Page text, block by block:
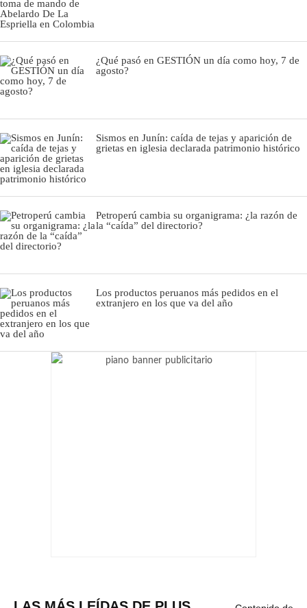
¿Qué pasó en GESTIÓN un día como hoy, 7 de
agosto?
Sismos en Junín: caída de tejas y aparición de
grietas en iglesia declarada patrimonio histórico
Petroperú cambia su organigrama: ¿la razón de
la “caída” del directorio?
Los productos peruanos más pedidos en el
extranjero en los que va del año